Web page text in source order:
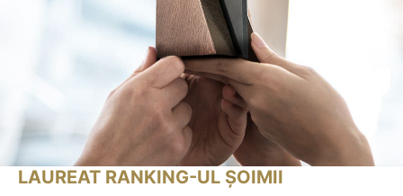
LAUREAT RANKING-UL ȘOIMII